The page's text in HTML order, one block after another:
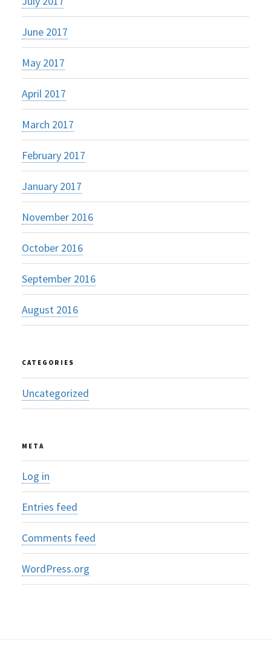
June 2017
May 2017
April 2017
March 2017
February 2017
January 2017
November 2016
October 2016
September 2016
August 2016
CATEGORIES
Uncategorized
META
Log in
Entries feed
Comments feed
WordPress.org